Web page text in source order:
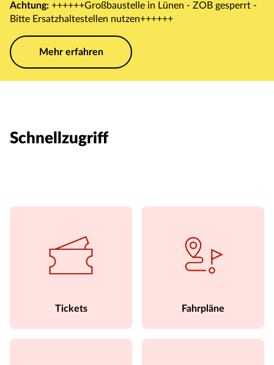
Achtung: ++++++Großbaustelle in Lünen - ZOB gesperrt -
Bitte Ersatzhaltestellen nutzen++++++
Mehr erfahren
Schnellzugriff
Tickets Fahrpläne